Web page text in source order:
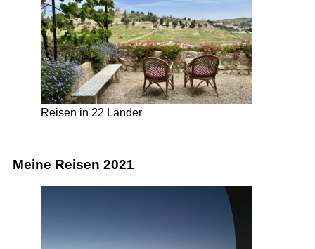
Reisen in 22 Länder
Meine Reisen 2021